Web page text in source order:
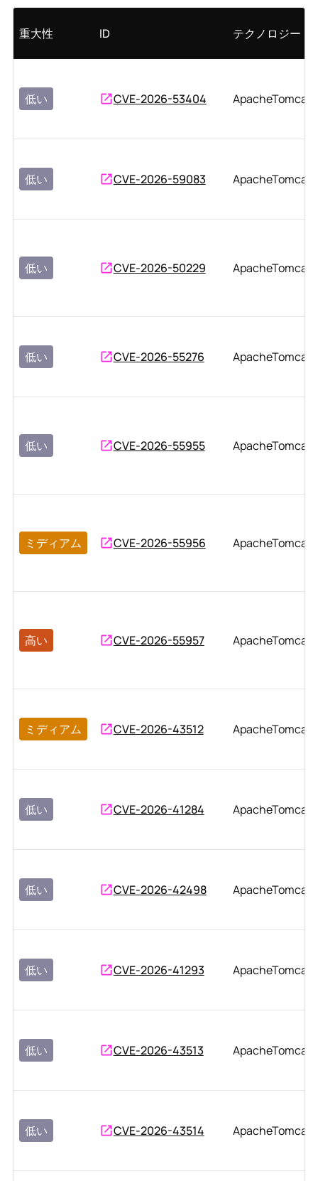
重大性 ID テクノロジー
低い CVE-2026-53404 ApacheTomcat
低い CVE-2026-59083 ApacheTomcat
低い CVE-2026-50229 ApacheTomcat
低い CVE-2026-55276 ApacheTomcat
低い CVE-2026-55955 ApacheTomcat
ミディアム CVE-2026-55956 ApacheTomcat
高い CVE-2026-55957 ApacheTomcat
ミディアム CVE-2026-43512 ApacheTomcat
低い CVE-2026-41284 ApacheTomcat
低い CVE-2026-42498 ApacheTomcat
低い CVE-2026-41293 ApacheTomcat
低い CVE-2026-43513 ApacheTomcat
低い CVE-2026-43514 ApacheTomcat